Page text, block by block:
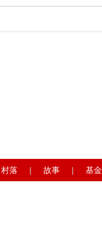
村落 | 故事 | 基金